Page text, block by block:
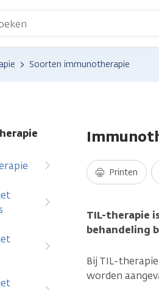
Soorten immunotherapie
Printen
TIL-therapie
behandeling
Bij TIL-
worden